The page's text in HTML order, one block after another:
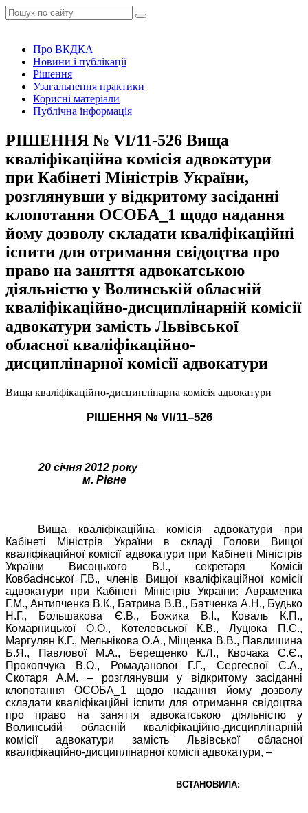
Про ВКДКА
Новини і публікації
Рішення
Узагальнення практики
Корисні матеріали
Публічна інформація
РІШЕННЯ № VІ/11-526 Вища
кваліфікаційна комісія адвокатури
при Кабінеті Міністрів України,
розглянувши у відкритому засіданні
клопотання ОСОБА_1 щодо надання
йому дозволу складати кваліфікаційні
іспити для отримання свідоцтва про
право на заняття адвокатською
діяльністю у Волинській обласній
кваліфікаційно-дисциплінарній комісії
адвокатури замість Львівської
обласної кваліфікаційно-
дисциплінарної комісії адвокатури
Вища кваліфікаційно-дисциплінарна комісія адвокатури
РІШЕННЯ № VІ/11–526
20 січня 2012 року
м. Рівне
Вища кваліфікаційна комісія адвокатури при
Кабінеті Міністрів України в складі Голови Вищої
кваліфікаційної комісії адвокатури при Кабінеті Міністрів
України Висоцького В.І.,секретаря Комісії
Ковбасінської Г.В., членів
Вищої кваліфікаційної комісії
адвокатури при Кабінеті Міністрів України: Авраменка
Г.М., Антипченка В.К., Батрина В.В., Батченка А.Н., Будько
Н.Г., Большакова Є.В., Божика В.І., Коваль К.П.,
Комарницької О.О., Котелевської К.В., Луцюка П.С.,
Маргулян К.Г., Мельнікова О.А., Міщенка В.В., Павлишина
Б.Я., Павлової М.А., Берещенко
К.Л., Квочака С.Є.,
Прокопчука В.О., Ромаданової Г.Г., Сергеєвої С.А.,
Скотаря А.М. –розглянувши у відкритому засіданні
клопотання ОСОБА_1 щодо надання йому дозволу
складати кваліфікаційні іспити для отримання свідоцтва
про право на заняття адвокатською діяльністю у
Волинській обласній кваліфікаційно-дисциплінарній
комісії адвокатури замість Львівської обласної
кваліфікаційно-дисциплінарної комісії адвокатури, –
ВСТАНОВИЛА: